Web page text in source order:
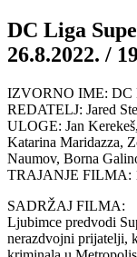
DC Liga
26.8.2022. /
IZVORNO IME: DC
REDATELJ: Jared
ULOGE: Jan
Katarina Maridazza,
Naumov, Borna
TRAJANJE FILMA:
SADRŽAJ FILMA:
Ljubimce predvodi
nerazdvojni prijatelji,